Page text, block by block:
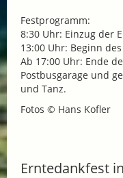
Festprogramm:
8:30 Uhr: Einzug der
13:00 Uhr: Beginn
Ab 17:00 Uhr: Ende
Postbusgarage und
und Tanz.
Fotos © Hans Kofler
Erntedankfest